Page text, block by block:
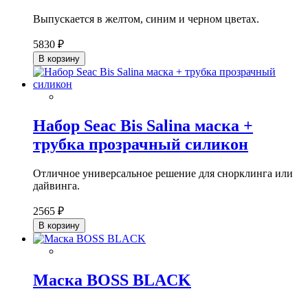
Выпускается в желтом, синим и черном цветах.
5830 ₽
В корзину
Набор Seac Bis Salina маска +
трубка прозрачный силикон
Отличное универсальное решение для снорклинга или
дайвинга.
2565 ₽
В корзину
Маска BOSS BLACK